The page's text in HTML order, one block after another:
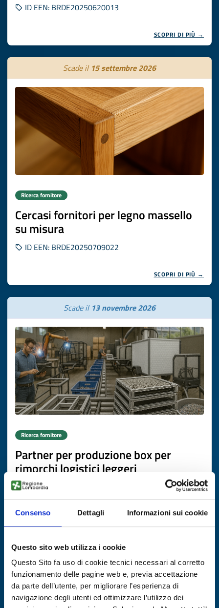
Consenso Dettagli Informazioni sui cookie
Questo sito web utilizza i cookie
Questo Sito fa uso di cookie tecnici necessari al corretto
funzionamento delle pagine web e, previa accettazione
da parte dell’utente, per migliorare l’esperienza di
navigazione degli utenti ed ottimizzare l’utilizzo dei
ID EEN: BRDE20250620013
SCOPRI DI PIÙ →
Scade il 15 settembre 2026
Ricerca fornitore
Cercasi fornitori per legno massello
su misura
ID EEN: BRDE20250709022
SCOPRI DI PIÙ →
Scade il 13 novembre 2026
Ricerca fornitore
Partner per produzione box per
rimorchi logistici leggeri
ID EEN: BRDE20250808016
SCOPRI DI PIÙ →
Scade il19 novembre 2026